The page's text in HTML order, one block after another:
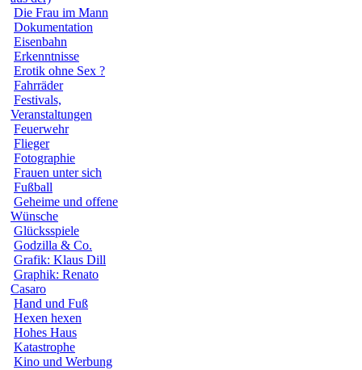
Die Frau im Mann
Dokumentation
Eisenbahn
Erkenntnisse
Erotik ohne Sex ?
Fahrräder
Festivals,
Veranstaltungen
Feuerwehr
Flieger
Fotographie
Frauen unter sich
Fußball
Geheime und offene
Wünsche
Glücksspiele
Godzilla & Co.
Grafik: Klaus Dill
Graphik: Renato
Casaro
Hand und Fuß
Hexen hexen
Hohes Haus
Katastrophe
Kino und Werbung